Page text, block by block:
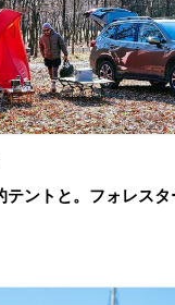
テントと。フォレスタ